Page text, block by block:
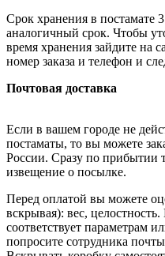
Срок хранения в постамате
аналогичный срок. Чтобы
время хранения зайдите на
номер заказа и телефон и
Почтовая доставка
Если в вашем городе не
постаматы, то вы можете
России. Сразу по прибытии
извещение о посылке.
Перед оплатой вы можете
вскрывая): вес,
соответствует параметрам
попросите сотрудника